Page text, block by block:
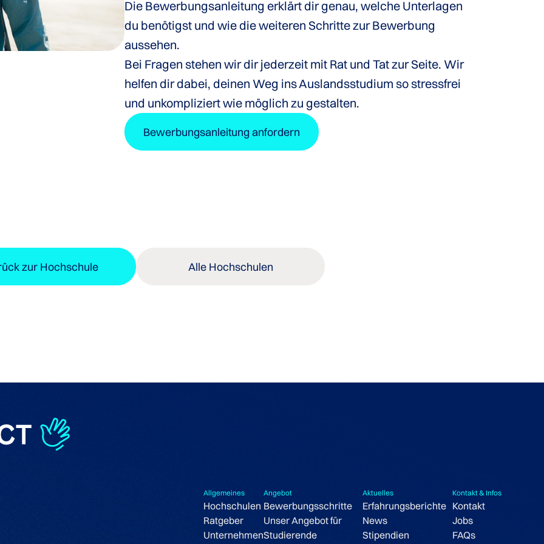
Die Bewerbungsanleitung erklärt dir genau, welche Unterlagen
du benötigst und wie die weiteren Schritte zur Bewerbung
aussehen.
Bei Fragen stehen wir dir jederzeit mit Rat und Tat zur Seite. Wir
helfen dir dabei, deinen Weg ins Auslandsstudium so stressfrei
und unkompliziert wie möglich zu gestalten.
Bewerbungsanleitung anfordern
zur Hochschule Alle Hochschulen
Allgemeines
Hochschulen
Ratgeber
Unternehmen
Angebot
Bewerbungsschritte
Unser Angebot für
Studierende
Aktuelles
Erfahrungsberichte
News
Stipendien
Kontakt & Infos
Kontakt
Jobs
FAQs